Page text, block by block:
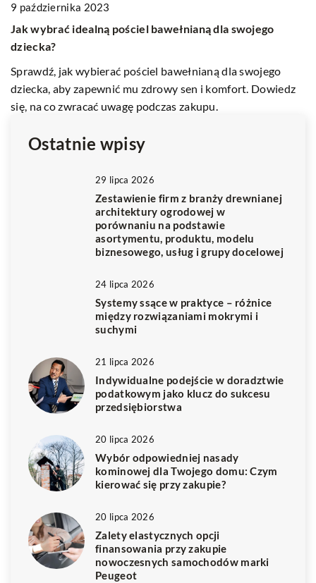
9 października 2023
Jak wybrać idealną pościel bawełnianą dla swojego
dziecka?
Sprawdź, jak wybierać pościel bawełnianą dla swojego
dziecka, aby zapewnić mu zdrowy sen i komfort. Dowiedz
się, na co zwracać uwagę podczas zakupu.
Ostatnie wpisy
29 lipca 2026
Zestawienie firm z branży drewnianej
architektury ogrodowej w
porównaniu na podstawie
asortymentu, produktu, modelu
biznesowego, usług i grupy docelowej
24 lipca 2026
Systemy ssące w praktyce – różnice
między rozwiązaniami mokrymi i
suchymi
21 lipca 2026
Indywidualne podejście w doradztwie
podatkowym jako klucz do sukcesu
przedsiębiorstwa
20 lipca 2026
Wybór odpowiedniej nasady
kominowej dla Twojego domu: Czym
kierować się przy zakupie?
20 lipca 2026
Zalety elastycznych opcji
finansowania przy zakupie
nowoczesnych samochodów marki
Peugeot